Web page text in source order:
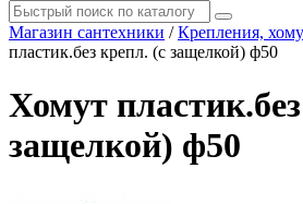
Магазин сантехники / Крепления,
пластик.без крепл. (с защелкой) ф50
Хомут
защелкой) ф50